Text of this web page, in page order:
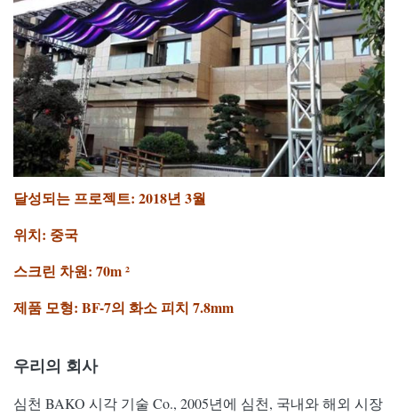
달성되는 프로젝트: 2018년 3월
위치: 중국
스크린 차원: 70m ²
제품 모형: BF-7의 화소 피치 7.8mm
우리의 회사
심천 BAKO 시각 기술 Co., 2005년에 심천, 국내와 해외 시장